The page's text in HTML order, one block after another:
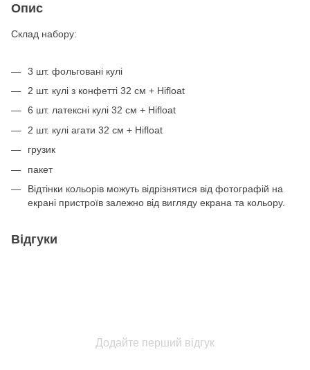
Опис
Склад набору:
3 шт. фольговані кулі
2 шт. кулі з конфетті 32 см + Hifloat
6 шт. латексні кулі 32 см + Hifloat
2 шт. кулі агати 32 см + Hifloat
грузик
пакет
Відтінки кольорів можуть відрізнятися від фотографій на
екрані пристроїв залежно від вигляду екрана та кольору.
Відгуки
Додайте перший відгук